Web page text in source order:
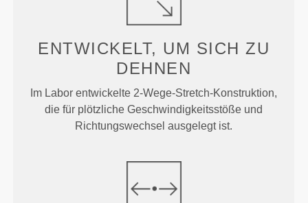
ENTWICKELT, UM SICH ZU
DEHNEN
Im Labor entwickelte 2-Wege-Stretch-Konstruktion,
die für plötzliche Geschwindigkeitsstöße und
Richtungswechsel ausgelegt ist.